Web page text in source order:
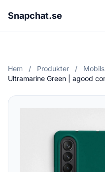
Snapchat.se
Hem / Produkter /
Ultramarine Green | agood